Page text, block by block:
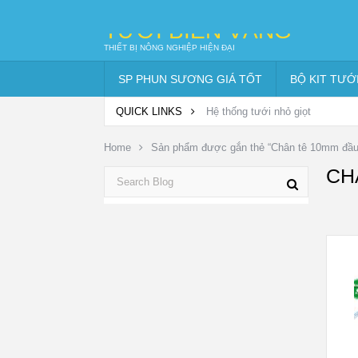
TƯỚI BIỂN VÀNG
THIẾT BỊ NÔNG NGHIỆP HIỆN ĐẠI
SP PHUN SƯƠNG GIÁ TỐT BỘ KIT TƯỚI
QUICK LINKS Hệ thống tưới nhỏ giọt
Home Sản phẩm được gắn thẻ “Chân tê 10mm